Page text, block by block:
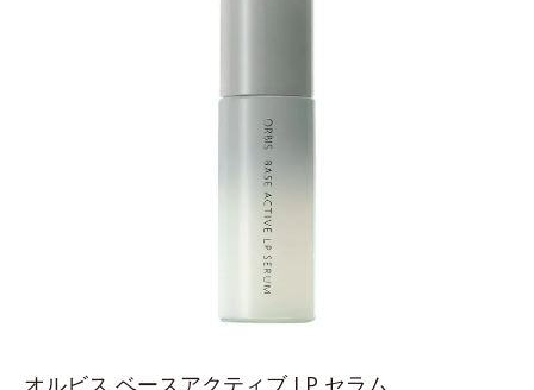
オルビス ベースアクティブ LP セラム